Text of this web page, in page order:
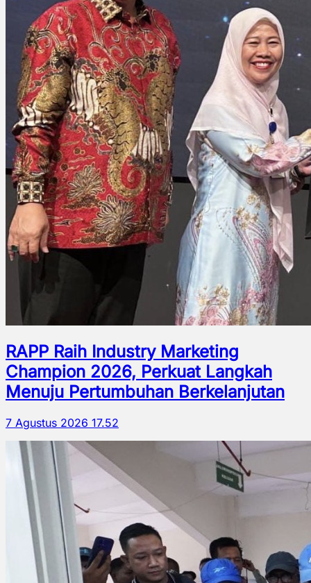
RAPP Raih Industry Marketing
Champion 2026, Perkuat Langkah
Menuju Pertumbuhan Berkelanjutan
7 Agustus 2026 17.52